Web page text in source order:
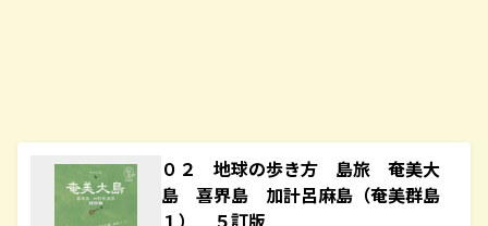
０２ 地球の歩き方 島旅 奄美大
島 喜界島 加計呂麻島（奄美群島
１） ５訂版